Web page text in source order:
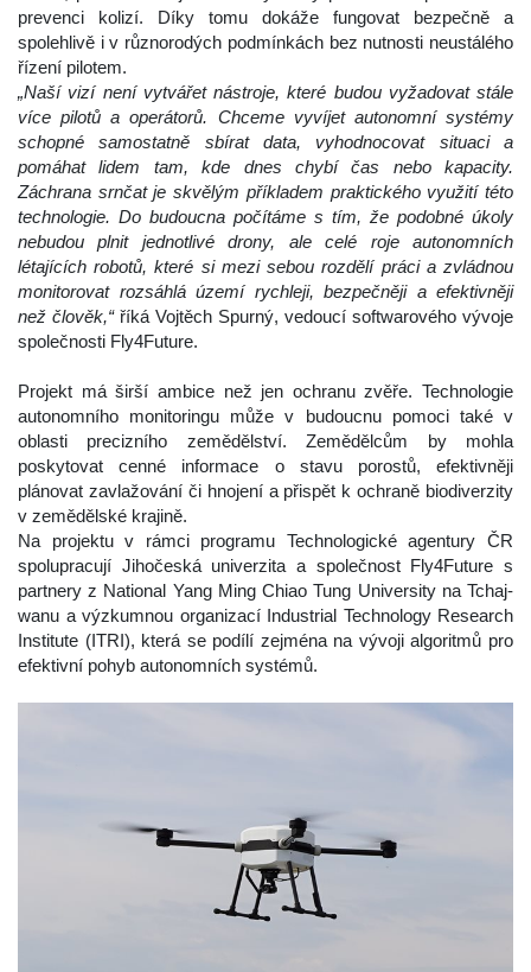
prevenci kolizí. Díky tomu dokáže fungovat bezpečně a
polehlivě i v různorodých podmínkách bez nutnosti neustálého
řízení pilotem.
„Naší vizí není vytvářet nástroje, které budou vyžadovat stále
více pilotů a operátorů. Chceme vyvíjet autonomní systémy
chopné samostatně sbírat data, vyhodnocovat situaci a
pomáhat lidem tam, kde dnes chybí čas nebo kapacity.
Záchrana srnčat je skvělým příkladem praktického využití této
technologie. Do budoucna počítáme s tím, že podobné úkoly
nebudou plnit jednotlivé drony, ale celé roje autonomních
létajících robotů, které si mezi sebou rozdělí práci a zvládnou
monitorovat rozsáhlá území rychleji, bezpečněji a efektivněji
než člověk,“ říká Vojtěch Spurný, vedoucí softwarového vývoje
polečnosti Fly4Future.
Projekt má širší ambice než jen ochranu zvěře. Technologie
autonomního monitoringu může v budoucnu pomoci také v
oblasti precizního zemědělství. Zemědělcům by mohla
poskytovat cenné informace o stavu porostů, efektivněji
plánovat zavlažování či hnojení a přispět k ochraně biodiverzity
v zemědělské krajině.
Na projektu v rámci programu Technologické agentury ČR
polupracují Jihočeská univerzita a společnost Fly4Future s
partnery z National Yang Ming Chiao Tung University na Tchaj-
wanu a výzkumnou organizací Industrial Technology Research
Institute (ITRI), která se podílí zejména na vývoji algoritmů pro
efektivní pohyb autonomních systémů.